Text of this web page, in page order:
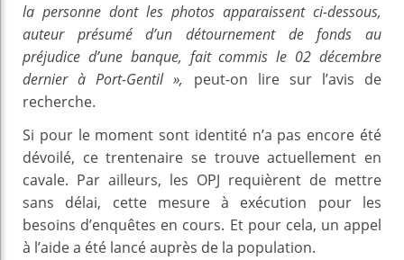
la personne dont les photos apparaissent ci-dessous,
auteur présumé d’un détournement de fonds au
préjudice d’une banque, fait commis le 02 décembre
dernier à Port-Gentil », peut-on lire sur l’avis de
recherche.
Si pour le moment sont identité n’a pas encore été
dévoilé, ce trentenaire se trouve actuellement en
cavale. Par ailleurs, les OPJ requièrent de mettre
sans délai, cette mesure à exécution pour les
besoins d’enquêtes en cours. Et pour cela, un appel
à l’aide a été lancé auprès de la population.